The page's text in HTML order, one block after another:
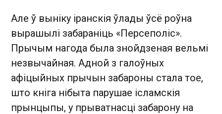
Але ў выніку іранскія ўлады ўсё роўна
вырашылі забараніць «Персеполіс».
Прычым нагода была знойдзеная вельмі
незвычайная. Адной з галоўных
афіцыйных прычын забароны стала тое,
што кніга нібыта парушае ісламскія
прынцыпы, у прыватнасці забарону на